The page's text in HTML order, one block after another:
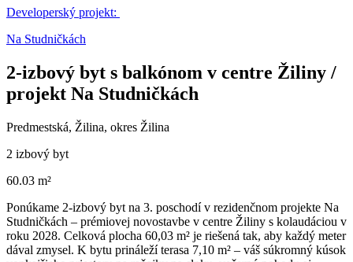
Developerský projekt:
Na Studničkách
2-izbový byt s balkónom v centre Žiliny /
projekt Na Studničkách
Predmestská, Žilina, okres Žilina
2 izbový byt
60.03 m²
Ponúkame 2-izbový byt na 3. poschodí v rezidenčnom projekte Na
Studničkách – prémiovej novostavbe v centre Žiliny s kolaudáciou v
roku 2028. Celková plocha 60,03 m² je riešená tak, aby každý meter
dával zmysel. K bytu prináleží terasa 7,10 m² – váš súkromný kúsok